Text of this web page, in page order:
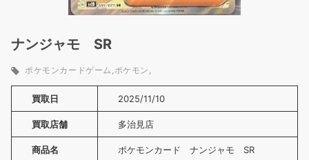
ナンジャモ SR
ポケモンカードゲーム ポケモン
買取日 2025/11/10
買取店舗 多治見店
商品名 ポケモンカード ナンジャモ SR